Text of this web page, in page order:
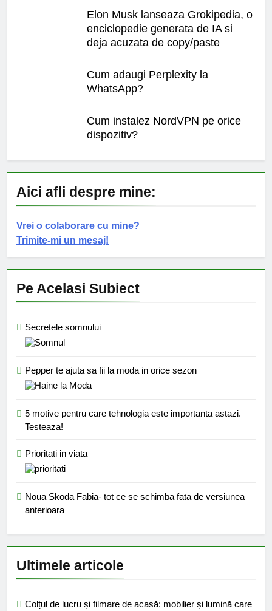
Elon Musk lanseaza Grokipedia, o
enciclopedie generata de IA si
deja acuzata de copy/paste
Cum adaugi Perplexity la
WhatsApp?
Cum instalez NordVPN pe orice
dispozitiv?
Aici afli despre mine:
Vrei o colaborare cu mine?
Trimite-mi un mesaj!
Pe Acelasi Subiect
Secretele somnului
Pepper te ajuta sa fii la moda in orice sezon
5 motive pentru care tehnologia este importanta astazi.
Testeaza!
Prioritati in viata
Noua Skoda Fabia- tot ce se schimba fata de versiunea
anterioara
Ultimele articole
Colțul de lucru și filmare de acasă: mobilier și lumină care